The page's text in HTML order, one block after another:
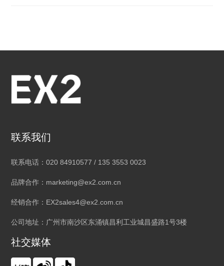
联系我们
联系电话：020 84910577 / 135 3553 0023
品牌合作：marketing@ex2.com.cn
经销合作：EX2sales4@ex2.com.cn
公司地址：广州市南沙区东涌镇昌利工业城昌盛路1号3楼
社交媒体